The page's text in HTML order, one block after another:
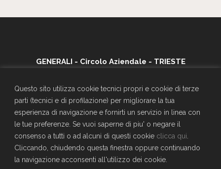
Questo sito utilizza cookie tecnici propri e cookie di terze
parti (tecnici e di profilazione) per migliorare la tua
esperienza di navigazione e fornirti un servizio in linea con
le tue preferenze. Se vuoi saperne di piu' o negare il
consenso a tutti o ad alcuni di questi cookie clicca qui
Cliccando, chiudendo questa finestra oppure continuando
la navigazione acconsenti all'utilizzo dei cookie.
GENERALI - Circolo Aziendale - TRIESTE
Largo Don Bonifacio 1, 34125 Trieste
Telefono: 040671198
CF. 90025330326
craltrieste@generali.com
Vuoi diventare socio del Circolo?
Sei già socio?